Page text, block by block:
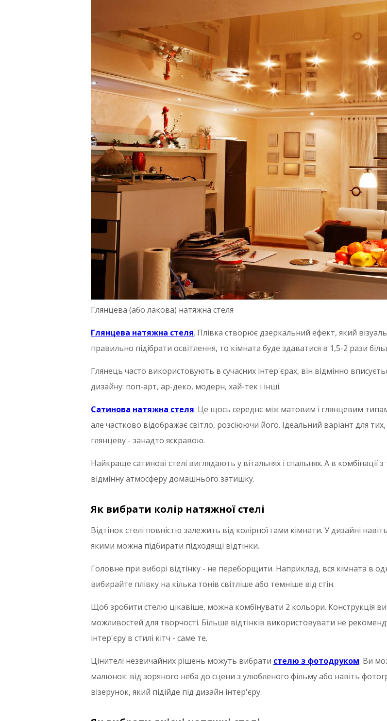
Глянцева (або лакова) натяжна стеля
Глянцева натяжна стеля. Плівка створює дзеркальний ефект, який
правильно підібрати освітлення, то кімната буде здаватися в 1,5-2 рази
Глянець часто використовують в сучасних інтер'єрах, він відмінно
дизайну: поп-арт, ар-деко, модерн, хай-тек і інші.
Сатинова натяжна стеля. Це щось середнє між матовим і глянцевим
але частково відображає світло, розсіюючи його. Ідеальний варіант для
глянцеву - занадто яскравою.
Найкраще сатинові стелі виглядають у вітальнях і спальнях. А в
відмінну атмосферу домашнього затишку.
Як вибрати колір натяжної стелі
Відтінок стелі повністю залежить від колірної гами кімнати. У дизайні
якими можна підбирати підходящі відтінки.
Головне при виборі відтінку - не переборщити. Наприклад, вся кімната в
вибирайте плівку на кілька тонів світліше або темніше від стін.
Щоб зробити стелю цікавіше, можна комбінувати 2 кольори. Конструкція
можливостей для творчості. Більше відтінків використовувати не
інтер'єру в стилі кітч - саме те.
Цінителі незвичайних рішень можуть вибрати стелю з фотодруком. Ви
малюнок: від зоряного неба до сцени з улюбленого фільму або навіть
візерунок, який підійде під дизайн інтер'єру.